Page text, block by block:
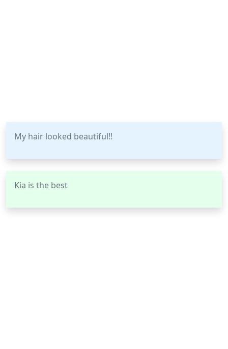
My hair looked beautiful!!
Kia is the best